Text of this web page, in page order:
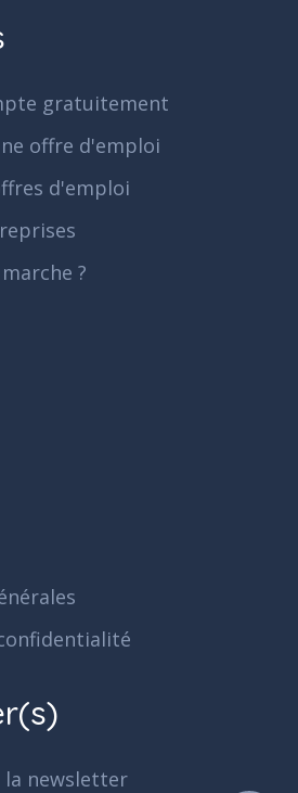
gratuitement
offre d'emploi
d'emploi
?
la newsletter